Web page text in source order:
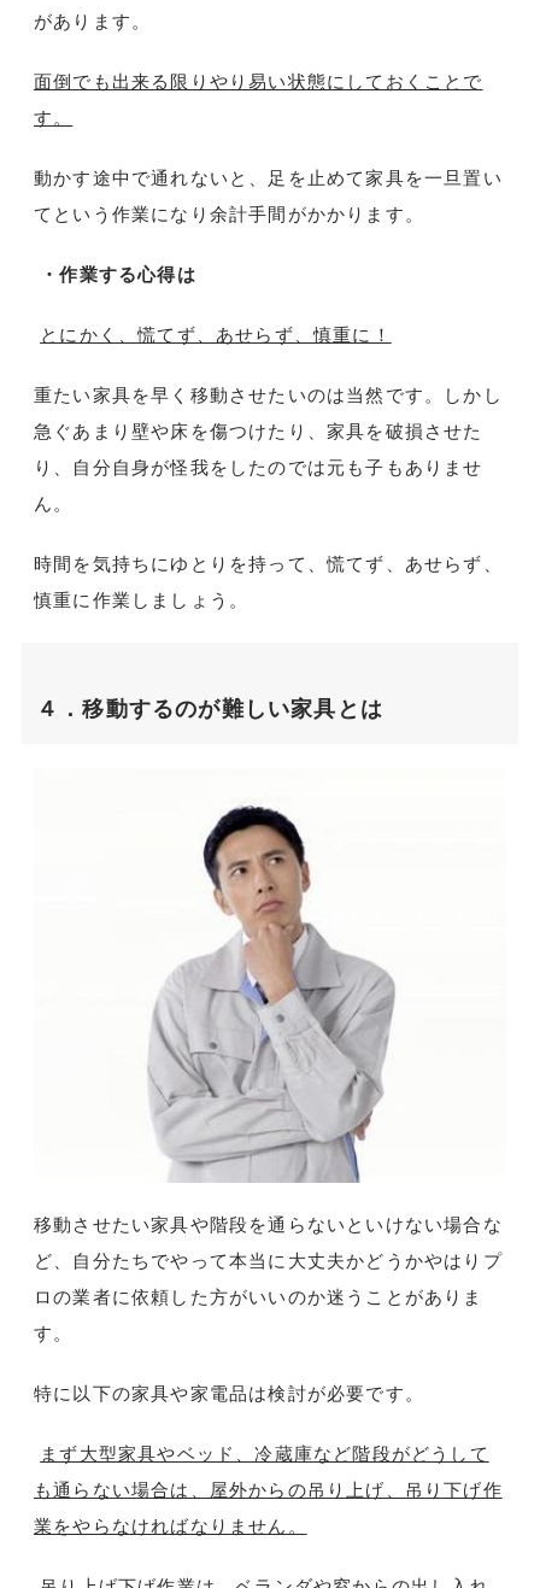
があります。
面倒でも出来る限りやり易い状態にしておくことで
す。
動かす途中で通れないと、足を止めて家具を一旦置い
てという作業になり余計手間がかかります。
・作業する心得は
とにかく、慌てず、あせらず、慎重に！
重たい家具を早く移動させたいのは当然です。しかし
急ぐあまり壁や床を傷つけたり、家具を破損させた
り、自分自身が怪我をしたのでは元も子もありませ
ん。
時間を気持ちにゆとりを持って、慌てず、あせらず、
慎重に作業しましょう。
４．移動するのが難しい家具とは
移動させたい家具や階段を通らないといけない場合な
ど、自分たちでやって本当に大丈夫かどうかやはりプ
ロの業者に依頼した方がいいのか迷うことがありま
す。
特に以下の家具や家電品は検討が必要です。
まず大型家具やベッド、冷蔵庫など階段がどうして
も通らない場合は、屋外からの吊り上げ、吊り下げ作
業をやらなければなりません。